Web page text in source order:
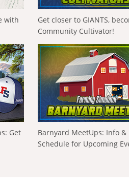
with
Get closer to GIANTS,
Community Cultivator!
Get
Barnyard MeetUps: Info &
Schedule for Upcoming